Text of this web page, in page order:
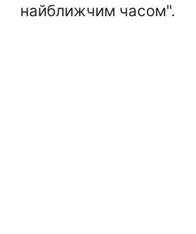
найближчим часом".